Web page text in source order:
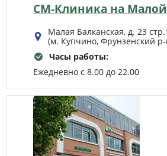
СМ-Клиника на
Малая Балканская, д. 23
(м. Купчино, Фрунзенский
Часы работы:
Ежедневно с 8.00 до 22.00